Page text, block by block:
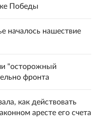
Победы
началось нашествие
"осторожный
фронта
как действовать
аресте его счета